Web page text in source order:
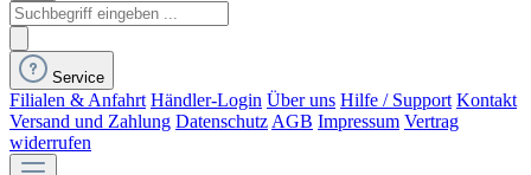
Service
Filialen & Anfahrt Händler-Login Über uns Hilfe / Support Kontakt
Versand und Zahlung Datenschutz AGB Impressum Vertrag
widerrufen